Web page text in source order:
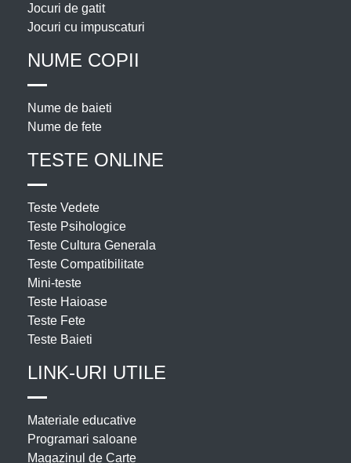
Jocuri de gatit
Jocuri cu impuscaturi
NUME COPII
Nume de baieti
Nume de fete
TESTE ONLINE
Teste Vedete
Teste Psihologice
Teste Cultura Generala
Teste Compatibilitate
Mini-teste
Teste Haioase
Teste Fete
Teste Baieti
LINK-URI UTILE
Materiale educative
Programari saloane
Magazinul de Carte